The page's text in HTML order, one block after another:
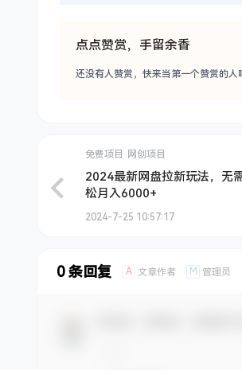
点点赞赏，手留余香
还没有人赞赏，快来当第一个赞赏的人
免费项目 网创项目
2024最新网盘拉新玩法，无
松月入6000+
2024-7-25 10:57:17
0 条回复 A 文章作者 M 管理员